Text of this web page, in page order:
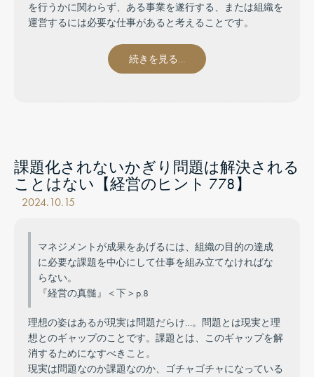
を行うかに関わらず、ある事業を遂行する、または組織を
運営するには必要な仕事があると考えることです。
続きを見る…
課題化されないかぎり問題は解決される
ことはない【経営のヒント 778】
2024.10.15
マネジメントが成果をあげるには、組織の目的の達成
に必要な課題を中心にして仕事を組み立てなければな
らない。
『経営の真髄』＜下＞p.8
理想の姿はあるが現実は問題だらけ…。問題とは現実と理
想とのギャップのことです。課題とは、このギャップを解
消するためになすべきこと。
現実は問題なのか課題なのか、ゴチャゴチャになっている